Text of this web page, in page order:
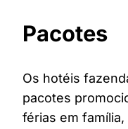
Pacotes
Os hotéis
pacotes
férias em